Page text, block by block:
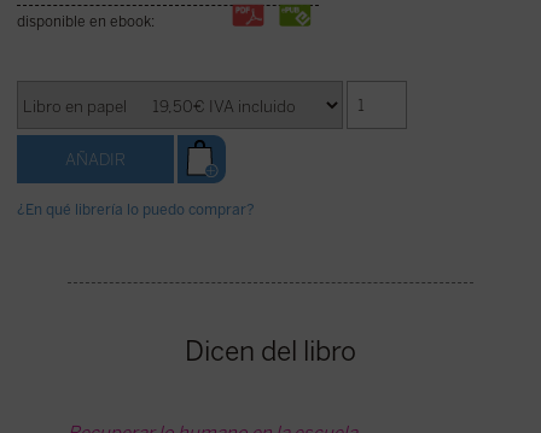
disponible en ebook:
¿En qué librería lo puedo comprar?
Dicen del libro